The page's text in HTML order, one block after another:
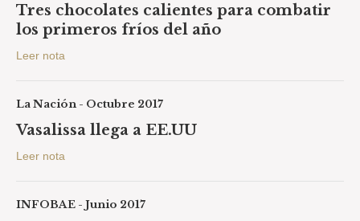
Tres chocolates calientes para combatir
los primeros fríos del año
Leer nota
La Nación - Octubre 2017
Vasalissa llega a EE.UU
Leer nota
INFOBAE - Junio 2017